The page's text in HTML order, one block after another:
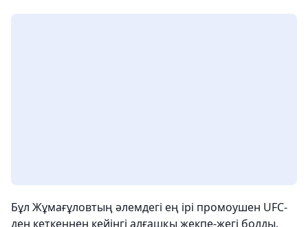
Бұл Жұмағұловтың әлемдегі ең ірі промоушен UFC-
ден кеткеннен кейінгі алғашқы жекпе-жегі болды.